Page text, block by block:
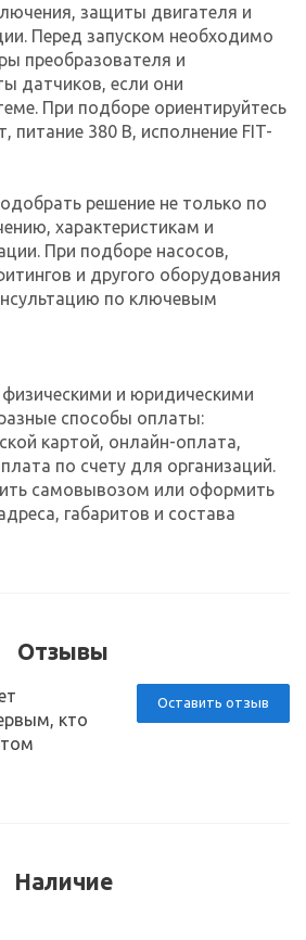
защиты двигателя и
Перед запуском необходимо
преобразователя и
датчиков, если они
При подборе ориентируйтесь
питание 380 В, исполнение FIT-
решение не только по
характеристикам и
При подборе насосов,
и другого оборудования
по ключевым
физическими и юридическими
способы оплаты:
картой, онлайн-оплата,
по счету для организаций.
самовывозом или оформить
габаритов и состава
Отзывы
Оставить отзыв
кто
Наличие